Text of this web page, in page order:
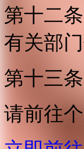
第十二
有关部
第十三
请前往